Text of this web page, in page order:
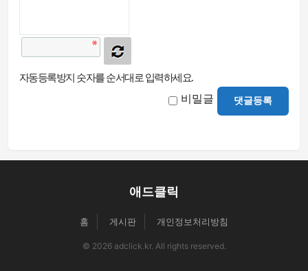
자동등록방지 숫자를 순서대로 입력하세요.
비밀글 댓글등록
애드클릭
홈 게시판 개인정보처리방침
© 2026 adclick.kr. All rights reserved.